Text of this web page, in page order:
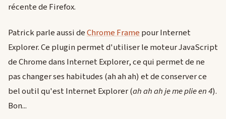
récente de Firefox.
Patrick parle aussi deChrome Framepour Internet
Explorer. Ce plugin permet d'utiliser le moteur JavaScript
de Chrome dans Internet Explorer, ce qui permet de ne
pas changer ses habitudes (ah ah ah) et de conserver ce
bel outil qu'est Internet Explorer (ah ah ah je me plie en 4).
Bon...